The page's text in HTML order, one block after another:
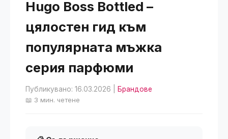
Hugo Boss Bottled –
цялостен гид към
популярната мъжка
серия парфюми
Публикувано: 16.03.2026
Брандове
📖 3 мин. четене